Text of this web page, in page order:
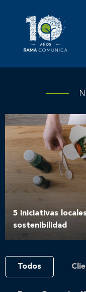
5 iniciativas
sostenibilidad
Todos